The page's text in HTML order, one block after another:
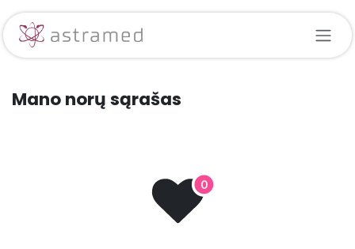
Skip to Content
Mano norų sąrašas